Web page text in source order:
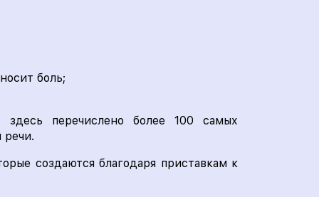
боль;
здесь перечислено более 100 самых
речи.
создаются благодаря приставкам к